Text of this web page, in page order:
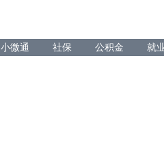
小微通 社保 公积金 就